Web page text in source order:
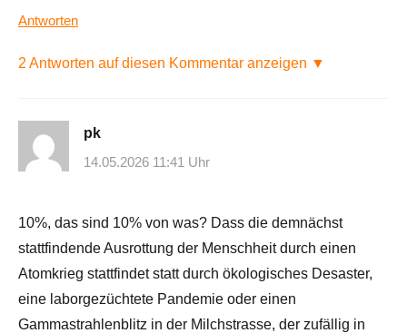
Antworten
2 Antworten auf diesen Kommentar anzeigen ▼
pk
14.05.2026 11:41 Uhr
10%, das sind 10% von was? Dass die demnächst
stattfindende Ausrottung der Menschheit durch einen
Atomkrieg stattfindet statt durch ökologisches Desaster,
eine laborgezüchtete Pandemie oder einen
Gammastrahlenblitz in der Milchstrasse, der zufällig in